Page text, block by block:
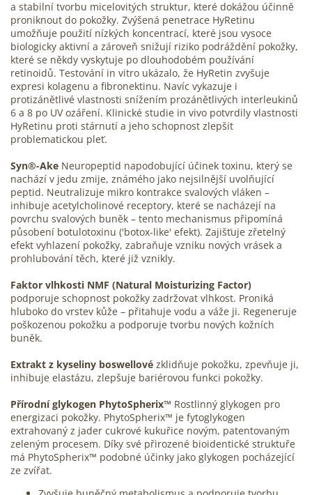
a stabilní tvorbu micelovitých struktur, které dokážou účinně
proniknout do pokožky. Zvýšená penetrace HyRetinu
umožňuje použití nízkých koncentrací, které jsou vysoce
biologicky aktivní a zároveň snižují riziko podráždění pokožky,
které se někdy vyskytuje po dlouhodobém používání
retinoidů. Testování in vitro ukázalo, že HyRetin zvyšuje
expresi kolagenu a fibronektinu. Navíc vykazuje i
protizánětlivé vlastnosti snížením prozánětlivých interleukinů
6 a 8 po UV ozáření. Klinické studie in vivo potvrdily vlastnosti
HyRetinu proti stárnutí a jeho schopnost zlepšit
problematickou pleť.
Syn®-Ake Neuropeptid napodobující účinek toxinu, který se
nachází v jedu zmije, známého jako nejsilnější uvolňující
peptid. Neutralizuje mikro kontrakce svalových vláken –
inhibuje acetylcholinové receptory, které se nacházejí na
povrchu svalových buněk – tento mechanismus připomíná
působení botulotoxinu ('botox-like' efekt). Zajišťuje zřetelný
efekt vyhlazení pokožky, zabraňuje vzniku nových vrásek a
prohlubování těch, které již vznikly.
Faktor vlhkosti NMF (Natural Moisturizing Factor)
podporuje schopnost pokožky zadržovat vlhkost. Proniká
hluboko do vrstev kůže – přitahuje vodu a váže ji. Regeneruje
poškozenou pokožku a podporuje tvorbu nových kožních
buněk.
Extrakt z kyseliny boswellové zklidňuje pokožku, zpevňuje ji,
inhibuje elastázu, zlepšuje bariérovou funkci pokožky.
Přírodní glykogen PhytoSpherix™ Rostlinný glykogen pro
energizaci pokožky. PhytoSpherix™ je fytoglykogen
extrahovaný z jader cukrové kukuřice novým, patentovaným
zeleným procesem. Díky své přirozené bioidentické struktuře
má PhytoSpherix™ podobné účinky jako glykogen pocházející
ze zvířat.